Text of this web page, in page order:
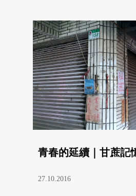
青春的延續｜甘蔗記
27.10.2016